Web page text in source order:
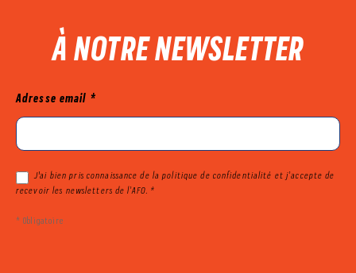
À NOTRE NEWSLETTER
Mailjet
Adresse email *
J'ai bien pris connaissance de la politique de confidentialité et j’accepte de
recevoir les newsletters de l’AFO. *
* Obligatoire